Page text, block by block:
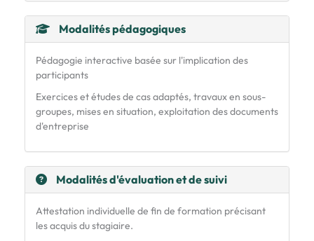
Modalités pédagogiques
Pédagogie interactive basée sur l'implication des
participants
Exercices et études de cas adaptés, travaux en sous-
groupes, mises en situation, exploitation des documents
d'entreprise
Modalités d'évaluation et de suivi
Attestation individuelle de fin de formation précisant
les acquis du stagiaire.